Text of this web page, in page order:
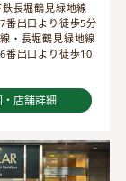
長堀鶴見緑地線
7番出口より徒歩5分
・長堀鶴見緑地線
6番出口より徒歩10
店舗詳細